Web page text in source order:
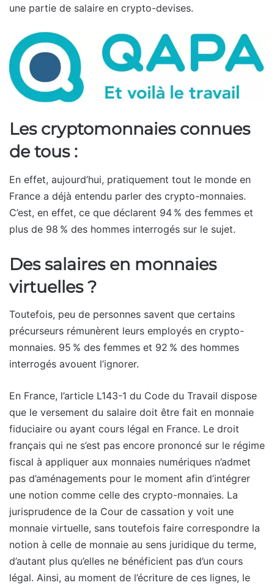
une partie de salaire en crypto-devises.
Les cryptomonnaies connues
de tous :
En effet, aujourd’hui, pratiquement tout le monde en
France a déjà entendu parler des crypto-monnaies.
C’est, en effet, ce que déclarent 94 % des femmes et
plus de 98 % des hommes interrogés sur le sujet.
Des salaires en monnaies
virtuelles ?
Toutefois, peu de personnes savent que certains
précurseurs rémunèrent leurs employés en crypto-
monnaies. 95 % des femmes et 92 % des hommes
interrogés avouent l’ignorer.
En France, l’article L143-1 du Code du Travail dispose
que le versement du salaire doit être fait en monnaie
fiduciaire ou ayant cours légal en France. Le droit
français qui ne s’est pas encore prononcé sur le régime
fiscal à appliquer aux monnaies numériques n’admet
pas d’aménagements pour le moment afin d’intégrer
une notion comme celle des crypto-monnaies. La
jurisprudence de la Cour de cassation y voit une
monnaie virtuelle, sans toutefois faire correspondre la
notion à celle de monnaie au sens juridique du terme,
d’autant plus qu’elles ne bénéficient pas d’un cours
légal. Ainsi, au moment de l’écriture de ces lignes, le